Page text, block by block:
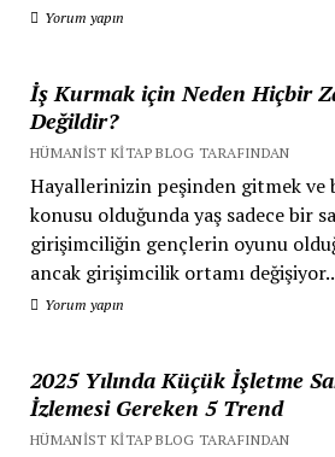
Yorum yapın
İş Kurmak için Neden Hiçbir
Değildir?
HÜMANIST KITAP BLOG TARAFINDAN
Hayallerinizin peşinden gitmek ve
konusu olduğunda yaş sadece bir
girişimciliğin gençlerin oyunu
ancak girişimcilik ortamı
Yorum yapın
2025 Yılında Küçük İşletme
İzlemesi Gereken 5 Trend
HÜMANIST KITAP BLOG TARAFINDAN